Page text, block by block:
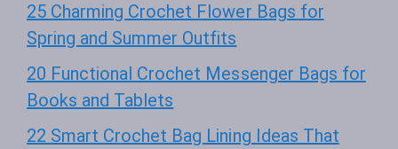
25 Charming Crochet Flower Bags for
Spring and Summer Outfits
20 Functional Crochet Messenger Bags for
Books and Tablets
22 Smart Crochet Bag Lining Ideas That